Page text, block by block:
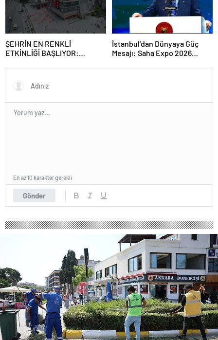
ŞEHRİN EN RENKLİ
ETKİNLİĞİ BAŞLIYOR:
FESTİVALİ” HEYECANI
GAZİOSMANPAŞA’DA
YAŞANACAK
İstanbul’dan Dünyaya Güç
Mesajı: Saha Expo 2026
Gönder
En az 10 karakter gerekli